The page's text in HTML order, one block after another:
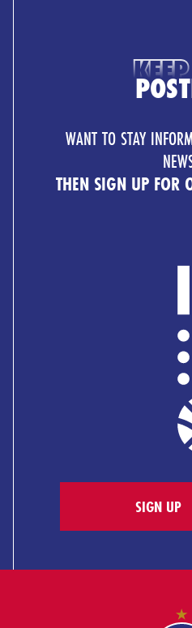
WANT TO STAY
THEN SIGN UP FOR
SIGN UP